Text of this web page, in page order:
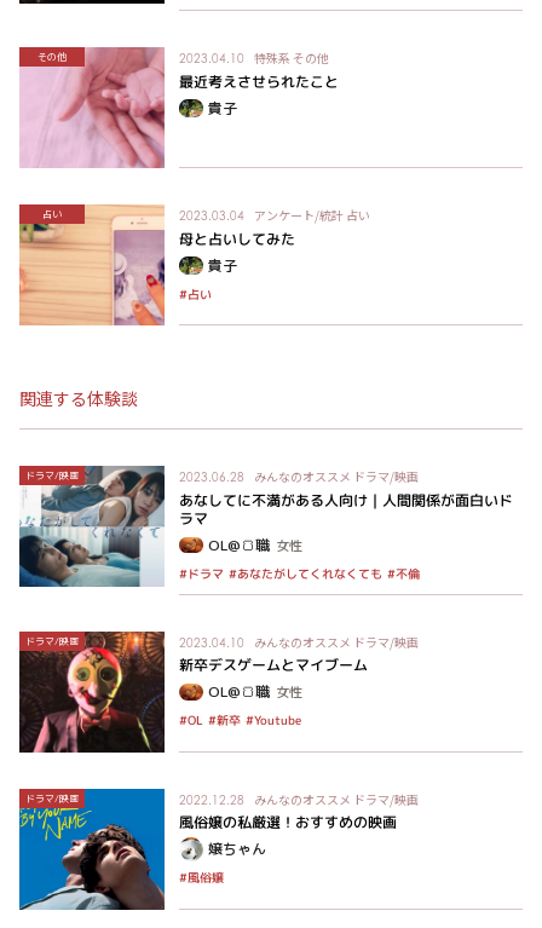
その他 2023.04.10 特殊系 その他
最近考えさせられたこと
貴子
占い 2023.03.04 アンケート/統計 占い
母と占いしてみた
貴子
#占い
関連する体験談
ドラマ/映画 2023.06.28 みんなのオススメ ドラマ/映画
あなしてに不満がある人向け｜人間関係が面白いド
ラマ
OL@🍞職 女性
#ドラマ #あなたがしてくれなくても #不倫
ドラマ/映画 2023.04.10 みんなのオススメ ドラマ/映画
新卒デスゲームとマイブーム
OL@🍞職 女性
#OL #新卒 #Youtube
ドラマ/映画 2022.12.28 みんなのオススメ ドラマ/映画
風俗嬢の私厳選！おすすめの映画
嬢ちゃん
#風俗嬢